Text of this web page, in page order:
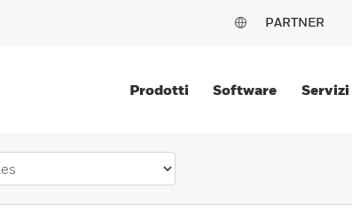
PARTNER
Prodotti Software Servizi